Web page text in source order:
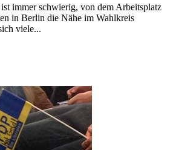
immer schwierig, von dem Arbeitsplatz
in Berlin die Nähe im Wahlkreis
viele...